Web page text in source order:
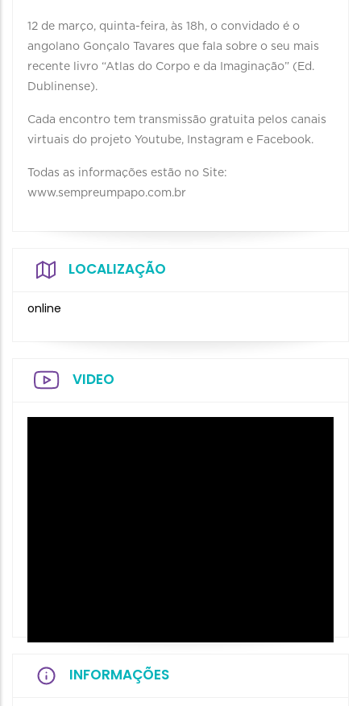
12 de março, quinta-feira, às 18h, o convidado é o
angolano Gonçalo Tavares que fala sobre o seu mais
recente livro “Atlas do Corpo e da Imaginação” (Ed.
Dublinense). ⠀ ⠀ ⠀
Cada encontro tem transmissão gratuita pelos canais
virtuais do projeto Youtube, Instagram e Facebook. ⠀
Todas as informações estão no Site: ⠀
www.sempreumpapo.com.br ⠀
LOCALIZAÇÃO
online
VIDEO
INFORMAÇÕES